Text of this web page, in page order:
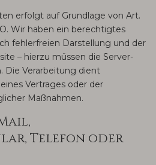
erfolgt auf Grundlage von Art.
Wir haben ein berechtigtes
fehlerfreien Darstellung und der
– hierzu müssen die Server-
Die Verarbeitung dient
Vertrages oder der
Maßnahmen.
Telefon oder